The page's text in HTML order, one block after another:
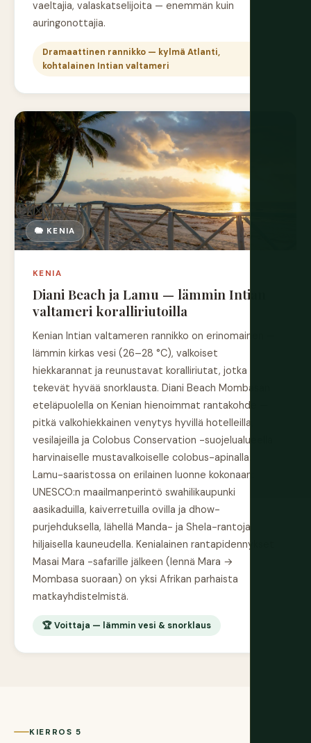
vaeltajia, valaskatselijoita — enemmän kuin
auringonottajia.
Dramaattinen rannikko — kylmä Atlanti,
kohtalainen Intian valtameri
🐘 KENIA
KENIA
Diani Beach ja Lamu — lämmin Intian
valtameri koralliriutoilla
Kenian Intian valtameren rannikko on erinomainen —
lämmin kirkas vesi (26–28 °C), valkoiset
hiekkarannat ja reunustavat koralliriutat, jotka
tekevät hyvää snorklausta. Diani Beach Mombasan
eteläpuolella on Kenian hienoimmat rantakohde —
pitkä valkohiekkainen venytys hyvillä hotelleilla,
vesilajeilla ja Colobus Conservation -suojelualueella
harvinaiselle mustavalkoiselle colobus-apinalla.
Lamu-saaristossa on erilainen luonne kokonaan:
UNESCO:n maailmanperintö swahilikaupunki
aasikaduilla, kaiverretuilla ovilla ja dhow-
purjehduksella, lähellä Manda- ja Shela-rantoja
hiljaisella kauneudella. Kenialainen rantapidennykset
Masai Mara -safarille jälkeen (lennä Mara →
Mombasa suoraan) on yksi Afrikan parhaista
matkayhdistelmistä.
🏆 Voittaja — lämmin vesi & snorklaus
KIERROS 5